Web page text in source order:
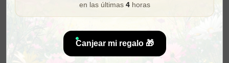
en las últimas 4horas
Canjear mi regalo 🎁